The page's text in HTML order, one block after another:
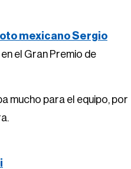
mexicano Sergio
el Gran Premio de
mucho para el equipo, por